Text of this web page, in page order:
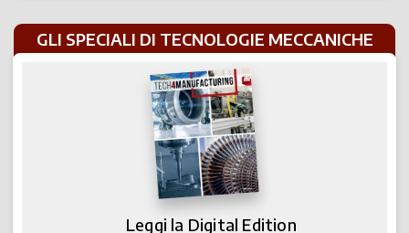
GLI SPECIALI DI TECNOLOGIE MECCANICHE
Leggi la Digital Edition